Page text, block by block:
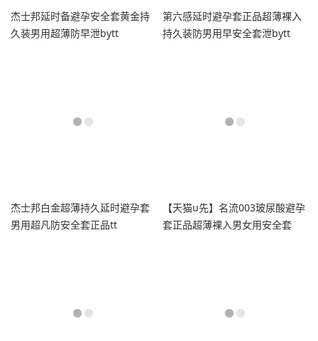
杰士邦延时备避孕安全套黄金持
久装男用超薄防早泄bytt
第六感延时避孕套正品超薄裸入
持久装防男用早安全套泄bytt
杰士邦白金超薄持久延时避孕套
男用超凡防安全套正品tt
【天猫u先】名流003玻尿酸避孕
套正品超薄裸入男女用安全套